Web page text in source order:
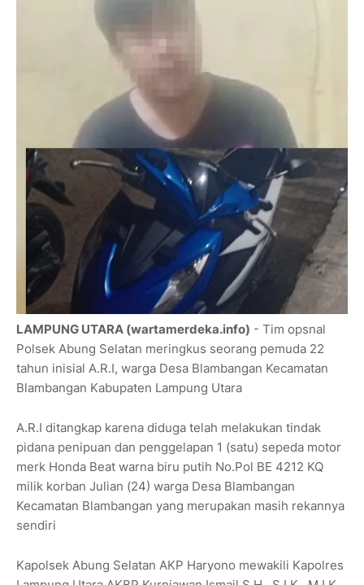
LAMPUNG UTARA (wartamerdeka.info) - Tim opsnal
Polsek Abung Selatan meringkus seorang pemuda 22
tahun inisial A.R.I, warga Desa Blambangan Kecamatan
Blambangan Kabupaten Lampung Utara
A.R.I ditangkap karena diduga telah melakukan tindak
pidana penipuan dan penggelapan 1 (satu) sepeda motor
merk Honda Beat warna biru putih No.Pol BE 4212 KQ
milik korban Julian (24) warga Desa Blambangan
Kecamatan Blambangan yang merupakan masih rekannya
sendiri
Kapolsek Abung Selatan AKP Haryono mewakili Kapolres